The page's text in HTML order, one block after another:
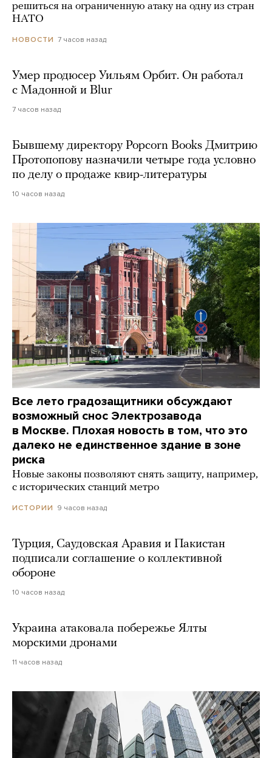
решиться на ограниченную атаку на одну из стран
НАТО
НОВОСТИ 7 часов назад
Умер продюсер Уильям Орбит. Он работал
с Мадонной и Blur
7 часов назад
Бывшему директору Popcorn Books Дмитрию
Протопопову назначили четыре года условно
по делу о продаже квир-литературы
10 часов назад
Все лето градозащитники обсуждают
возможный снос Электрозавода
в Москве. Плохая новость в том, что это
далеко не единственное здание в зоне
риска
Новые законы позволяют снять защиту, например,
с исторических станций метро
ИСТОРИИ 9 часов назад
Турция, Саудовская Аравия и Пакистан
подписали соглашение о коллективной
обороне
10 часов назад
Украина атаковала побережье Ялты
морскими дронами
11 часов назад